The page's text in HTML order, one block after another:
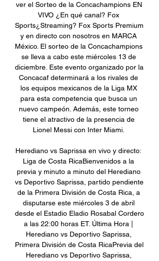
ver el Sorteo de la Concachampions EN
VIVO ¿En qué canal? Fox
Sports¿Streaming? Fox Sports Premium
y en directo con nosotros en MARCA
México. El sorteo de la Concachampions
se lleva a cabo este miércoles 13 de
diciembre. Este evento organizado por la
Concacaf determinará a los rivales de
los equipos mexicanos de la Liga MX
para esta competencia que busca un
nuevo campeón. Además, este torneo
tiene el atractivo de la presencia de
Lionel Messi con Inter Miami.
Herediano vs Saprissa en vivo y directo:
Liga de Costa RicaBienvenidos a la
previa y minuto a minuto del Herediano
vs Deportivo Saprissa, partido pendiente
de la Primera División de Costa Rica, a
disputarse este miércoles 3 de abril
desde el Estadio Eladio Rosabal Cordero
a las 22:00 horas ET. Última Hora |
Herediano vs Deportivo Saprissa,
Primera División de Costa RicaPrevia del
Herediano vs Deportivo Saprissa,